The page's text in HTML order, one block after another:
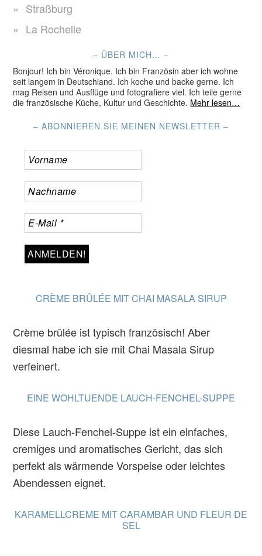
Straßburg
La Rochelle
– ÜBER MICH… –
Bonjour! Ich bin Véronique. Ich bin Französin aber ich wohne
seit langem in Deutschland. Ich koche und backe gerne. Ich
mag Reisen und Ausflüge und fotografiere viel. Ich teile gerne
die französische Küche, Kultur und Geschichte. Mehr lesen…
– ABONNIEREN SIE MEINEN NEWSLETTER –
CRÈME BRÛLÉE MIT CHAI MASALA SIRUP
Crème brûlée ist typisch französisch! Aber
diesmal habe ich sie mit Chai Masala Sirup
verfeinert.
EINE WOHLTUENDE LAUCH-FENCHEL-SUPPE
Diese Lauch-Fenchel-Suppe ist ein einfaches,
cremiges und aromatisches Gericht, das sich
perfekt als wärmende Vorspeise oder leichtes
Abendessen eignet.
KARAMELLCREME MIT CARAMBAR UND FLEUR DE
SEL